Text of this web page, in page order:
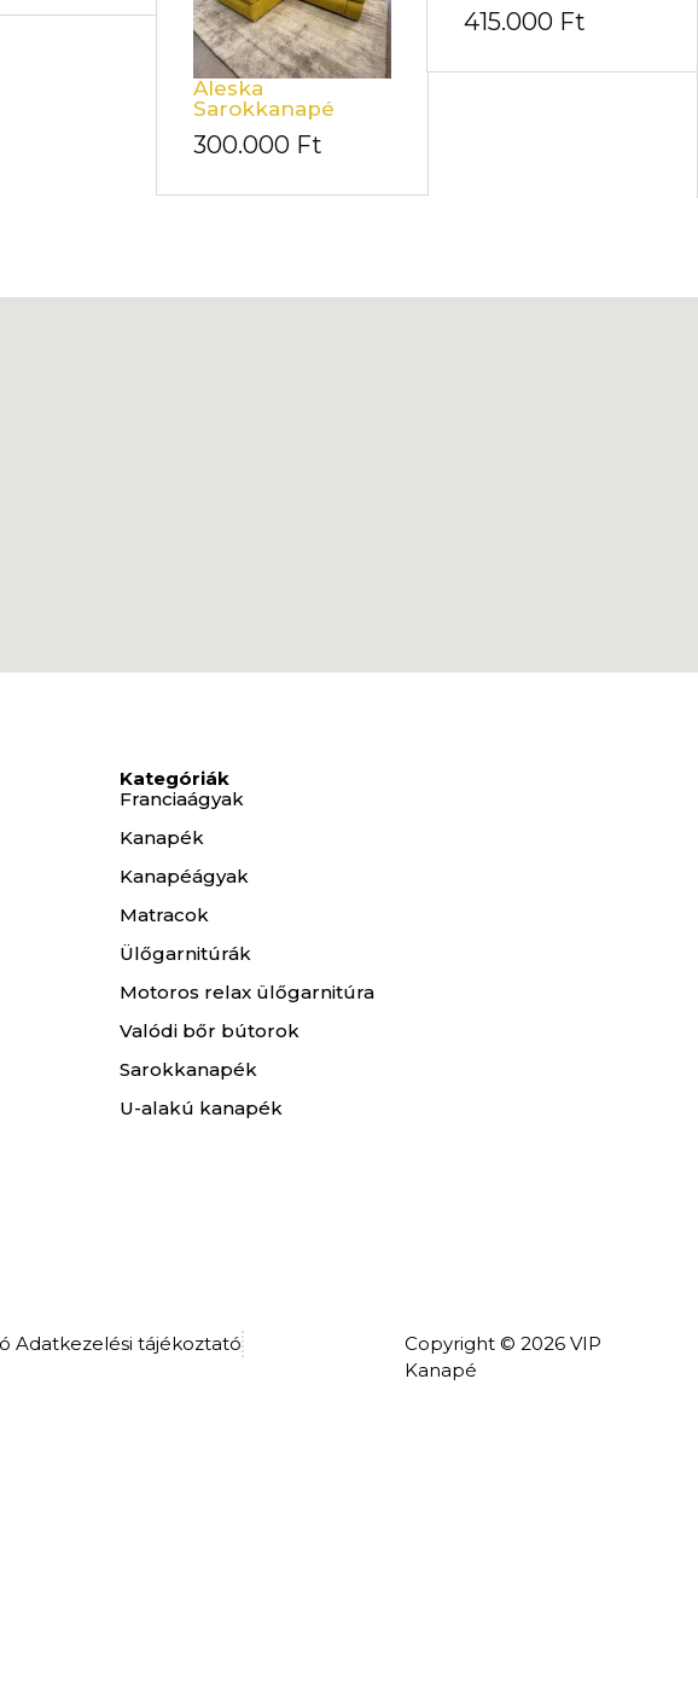
Aleska
Sarokkanapé
300.000 Ft
415.000 Ft
Kategóriák
Franciaágyak
Kanapék
Kanapéágyak
Matracok
Ülőgarnitúrák
Motoros relax ülőgarnitúra
Valódi bőr bútorok
Sarokkanapék
U-alakú kanapék
Adatkezelési tájékoztató
Copyright © 2026 VIP
Kanapé